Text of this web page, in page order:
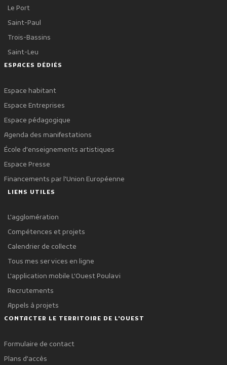
Le Port
Saint-Paul
Trois-Bassins
Saint-Leu
ESPACES DÉDIÉS
Espace habitant
Espace Entreprises
Espace pédagogique
Agenda des manifestations
École d'enseignements artistiques
Espace Presse
Financements par l'Union Européenne
LIENS UTILES
L'agglomération
Compétences et projets
Calendrier de collecte
Tous mes services en ligne
L'application mobile L'Ouest Poulavi
Recrutements
Appels à projets
CONTACTER LE TERRITOIRE DE L'OUEST
Formulaire de contact
Plans d'accès